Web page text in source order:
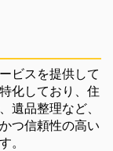
ビスを提供して
化しており、住
遺品整理など、
つ信頼性の高い
。